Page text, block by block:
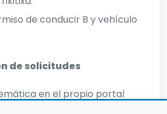
de conducir B y vehículo
de solicitudes
en el propio portal